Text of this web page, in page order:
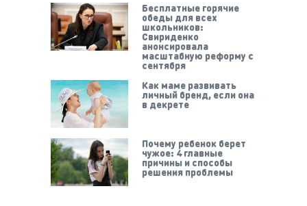
Бесплатные горячие
обеды для всех
школьников:
Свириденко
анонсировала
масштабную реформу с
сентября
Как маме развивать
личный бренд, если она
в декрете
Почему ребенок берет
чужое: 4 главные
причины и способы
решения проблемы